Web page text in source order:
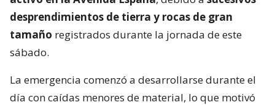
desprendimientos de tierra y rocas de gran
tamaño registrados durante la jornada de este
sábado.
La emergencia comenzó a desarrollarse durante el
día con caídas menores de material, lo que motivó